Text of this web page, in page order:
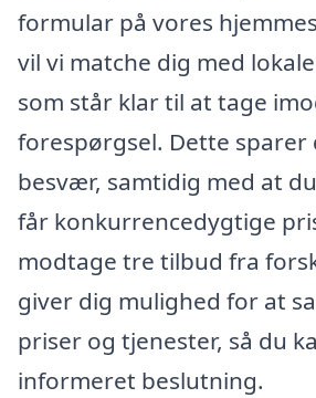
formular på vores
vil vi matche dig med
som står klar til at tage
forespørgsel. Dette sparer
besvær, samtidig med at
får konkurrencedygtige
modtage tre tilbud fra
giver dig mulighed for at
priser og tjenester, så du
informeret beslutning.